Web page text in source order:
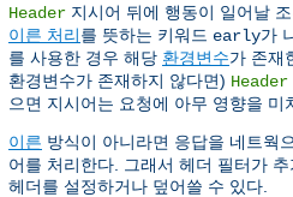
Header 지시어 뒤에 행동이 일어날
이른 처리를 뜻하는 키워드 early가
를 사용한 경우 해당 환경변수가 존재
환경변수가 존재하지 않다면) Header
으면 지시어는 요청에 아무 영향을 미
이른 방식이 아니라면 응답을 네트웍
어를 처리한다. 그래서 헤더 필터가
헤더를 설정하거나 덮어쓸 수 있다.